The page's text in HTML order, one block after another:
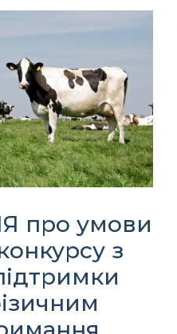
про умови
з